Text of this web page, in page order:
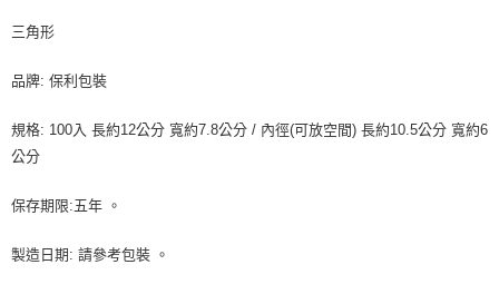
三角形
品牌: 保利包裝
規格: 100入 長約12公分 寬約7.8公分 / 內徑(可放空間) 長約10.5公分 寬約6
公分
保存期限:五年 。
製造日期: 請參考包裝 。